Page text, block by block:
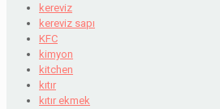
kereviz
kereviz sapı
KFC
kimyon
kitchen
kıtır
kıtır ekmek